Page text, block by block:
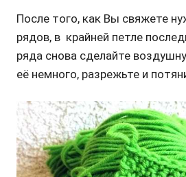
После того, как Вы свяжете
рядов, в крайней петле
ряда снова сделайте
её немного, разрежьте и